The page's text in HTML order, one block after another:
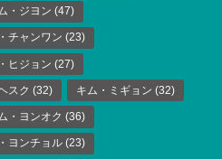
・ジヨン (47)
チャンワン (23)
ヒジョン (27)
スク (32) キム・ミギョン (32)
・ヨンオク (36)
ヨンチョル (23)